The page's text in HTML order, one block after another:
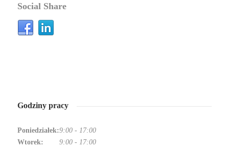
Social Share
Godziny pracy
Poniedziałek:
Wtorek:
9:00 - 17:00
9:00 - 17:00